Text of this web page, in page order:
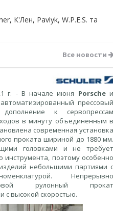
К'Лен, Pavlyk, W.P.E.S. та
Все новости
г. - В начале июня Porsche
прессовый
к сервопрессам
в минуту объединенным в
современная установка
проката шириной до 1880 мм.
головками и не требует
инструмента, поэтому особенно
небольшими партиями с
Непрерывно
рулонный прокат
с высокой скоростью.